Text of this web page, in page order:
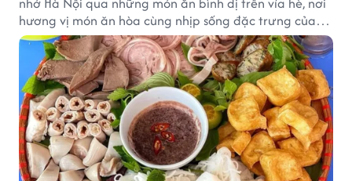
hương vị món ăn hòa cùng nhịp sống đặc trưng của
phố phường.